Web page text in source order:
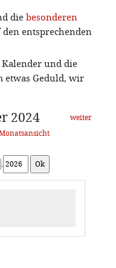
die besonderen
entsprechenden
und die
etwas Geduld, wir
2024
weiter
.